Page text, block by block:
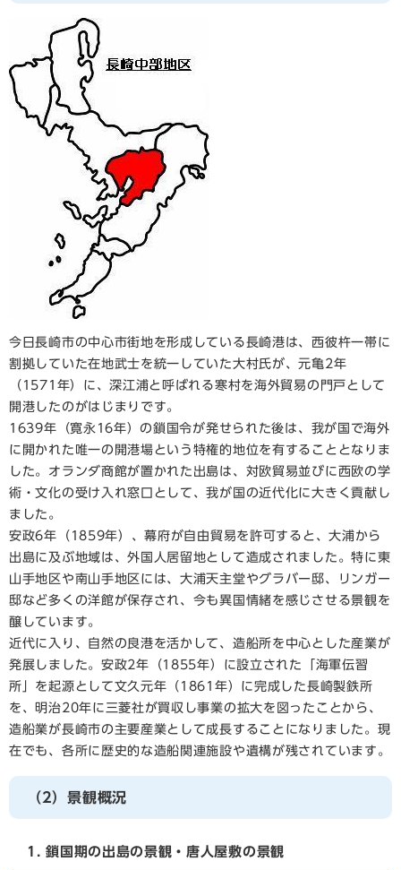
今日長崎市の中心市街地を形成している長崎港は、西彼杵一帯に
割拠していた在地武士を統一していた大村氏が、元亀2年
（1571年）に、深江浦と呼ばれる寒村を海外貿易の門戸として
開港したのがはじまりです。
1639年（寛永16年）の鎖国令が発せられた後は、我が国で海外
に開かれた唯一の開港場という特権的地位を有することとなりま
した。オランダ商館が置かれた出島は、対欧貿易並びに西欧の学
術・文化の受け入れ窓口として、我が国の近代化に大きく貢献し
ました。
安政6年（1859年）、幕府が自由貿易を許可すると、大浦から
出島に及ぶ地域は、外国人居留地として造成されました。特に東
山手地区や南山手地区には、大浦天主堂やグラバー邸、リンガー
邸など多くの洋館が保存され、今も異国情緒を感じさせる景観を
醸しています。
近代に入り、自然の良港を活かして、造船所を中心とした産業が
発展しました。安政2年（1855年）に設立された「海軍伝習
所」を起源として文久元年（1861年）に完成した長崎製鉄所
を、明治20年に三菱社が買収し事業の拡大を図ったことから、
造船業が長崎市の主要産業として成長することになりました。現
在でも、各所に歴史的な造船関連施設や遺構が残されています。
（2）景観概況
1. 鎖国期の出島の景観・唐人屋敷の景観